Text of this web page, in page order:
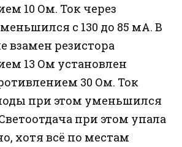
10 Ом. Ток через
с 130 до 85 мА. В
взамен резистора
13 Ом установлен
30 Ом. Ток
при этом уменьшился
при этом упала
хотя всё по местам